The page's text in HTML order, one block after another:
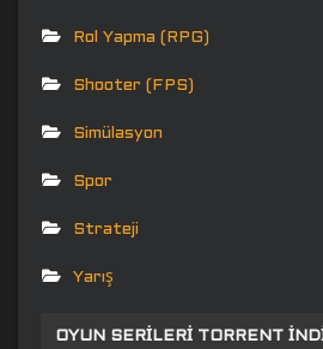
Rol Yapma (RPG)
Shooter (FPS)
Simülasyon
Spor
Strateji
Yarış
OYUN SERILERI TORRENT